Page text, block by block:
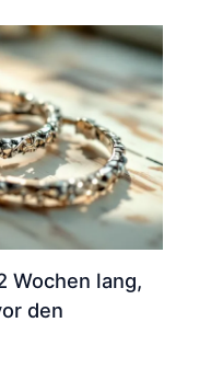
Wochen lang,
den